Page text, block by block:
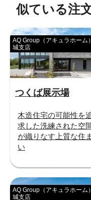
似ている注
つくば展示場
AQ Group（アキュラホーム
城支店
木造住宅の可能性を
求した洗練された空
が織りなす上質な住ま
い
AQ Group（アキュラホーム
城支店